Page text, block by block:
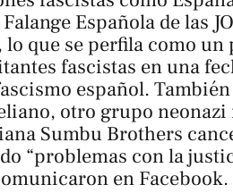
Española de las
que se perfila como un
fascistas en una
español. También
otro grupo
Sumbu Brothers
“problemas con la
en Facebook.